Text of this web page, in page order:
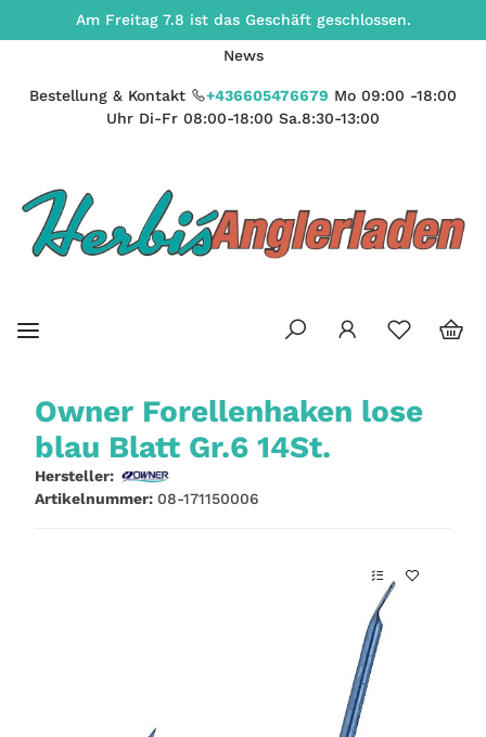
Am Freitag 7.8 ist das Geschäft geschlossen.
News
Bestellung & Kontakt +436605476679 Mo 09:00 -18:00
Uhr Di-Fr 08:00-18:00 Sa.8:30-13:00
Owner Forellenhaken lose
blau Blatt Gr.6 14St.
Hersteller:
Artikelnummer: 08-171150006